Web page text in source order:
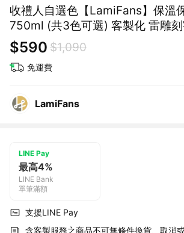
收禮人自選色【LamiFans】保溫
750ml (共3色可選) 客製化 雷雕刻
杯 附提把 辦公室 開車通勤 補水 喝
$590 $1,090
免運費
LamiFans
LINE Pay
最高4%
LINE Bank
單筆滿額
支援LINE Pay
含客製服務之商品不可無條件換貨、取消